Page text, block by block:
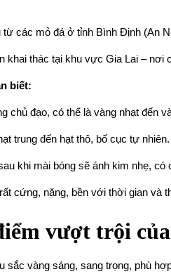
từ các mỏ đá ở tỉnh Bình Định (An
khai thác tại khu vực Gia Lai – nơi
biết:
chủ đạo, có thể là vàng nhạt đến
trung đến hạt thô, bố cục tự nhiên.
khi mài bóng sẽ ánh kim nhẹ, có
cứng, nặng, bền với thời gian và
vượt trội
sắc vàng sáng, sang trọng, phù